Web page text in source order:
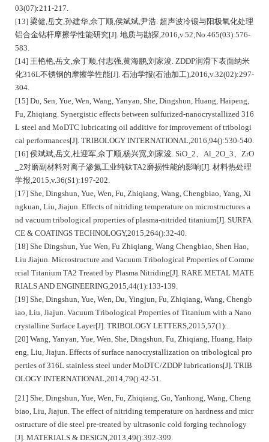
03(07):211-217.
[13] 梁健,岳文,孙建华,佘丁顺,侯斌斌,尹浩. 超声波冷锻与阳极氧化处理
铝合金钻杆摩擦学性能研究[J]. 地质与勘探,2016,v.52;No.465(03):576-
583.
[14] 王艳艳,岳文,佘丁顺,付志强,黄海鹏,刘家浚. ZDDP润滑下表面纳米
化316L不锈钢的摩擦学性能[J]. 石油学报(石油加工),2016,v.32(02):297-
304.
[15] Du, Sen, Yue, Wen, Wang, Yanyan, She, Dingshun, Huang, Haipeng,
Fu, Zhiqiang. Synergistic effects between sulfurized-nanocrystallized 316
L steel and MoDTC lubricating oil additive for improvement of tribologi
cal performances[J]. TRIBOLOGY INTERNATIONAL,2016,94():530-540.
[16] 侯斌斌,岳文,杜迎军,佘丁顺,杨兴宽,刘家浚. SiO_2、Al_2O_3、ZrO
_2对磨副材料对离子渗氮工业纯钛TA2磨损性能的影响[J]. 材料热处理
学报,2015,v.36(S1):197-202.
[17] She, Dingshun, Yue, Wen, Fu, Zhiqiang, Wang, Chengbiao, Yang, Xi
ngkuan, Liu, Jiajun. Effects of nitriding temperature on microstructures a
nd vacuum tribological properties of plasma-nitrided titanium[J]. SURFA
CE & COATINGS TECHNOLOGY,2015,264():32-40.
[18] She Dingshun, Yue Wen, Fu Zhiqiang, Wang Chengbiao, Shen Hao,
Liu Jiajun. Microstructure and Vacuum Tribological Properties of Comme
rcial Titanium TA2 Treated by Plasma Nitriding[J]. RARE METAL MATE
RIALS AND ENGINEERING,2015,44(1):133-139.
[19] She, Dingshun, Yue, Wen, Du, Yingjun, Fu, Zhiqiang, Wang, Chengb
iao, Liu, Jiajun. Vacuum Tribological Properties of Titanium with a Nano
crystalline Surface Layer[J]. TRIBOLOGY LETTERS,2015,57(1):.
[20] Wang, Yanyan, Yue, Wen, She, Dingshun, Fu, Zhiqiang, Huang, Haip
eng, Liu, Jiajun. Effects of surface nanocrystallization on tribological pro
perties of 316L stainless steel under MoDTC/ZDDP lubrications[J]. TRIB
OLOGY INTERNATIONAL,2014,79():42-51.
[21] She, Dingshun, Yue, Wen, Fu, Zhiqiang, Gu, Yanhong, Wang, Cheng
biao, Liu, Jiajun. The effect of nitriding temperature on hardness and micr
ostructure of die steel pre-treated by ultrasonic cold forging technology
[J]. MATERIALS & DESIGN,2013,49():392-399.